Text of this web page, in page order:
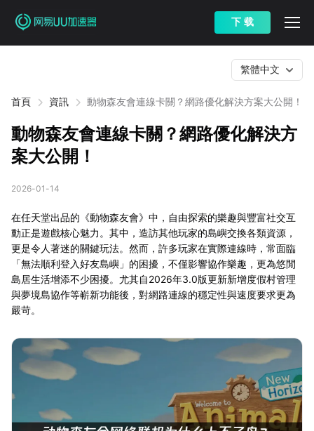
下 载
首頁 資訊 動物森友會連線卡關？網路優化解決方案大公開！
繁體中文
動物森友會連線卡關？網路優化解決方
案大公開！
2026-01-14
在任天堂出品的《動物森友會》中，自由探索的樂趣與豐富社交互
動正是遊戲核心魅力。其中，造訪其他玩家的島嶼交換各類資源，
更是令人著迷的關鍵玩法。然而，許多玩家在實際連線時，常面臨
「無法順利登入好友島嶼」的困擾，不僅影響協作樂趣，更為悠閒
島居生活增添不少困擾。尤其自2026年3.0版更新新增度假村管理
與夢境島協作等嶄新功能後，對網路連線的穩定性與速度要求更為
嚴苛。